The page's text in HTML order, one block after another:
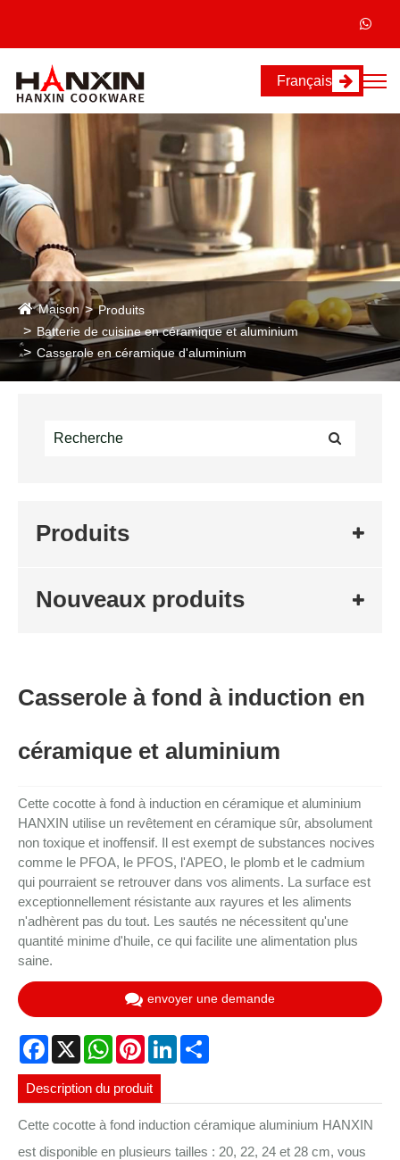
Français
Maison
Produits
Batterie de cuisine en céramique et aluminium
Casserole en céramique d'aluminium
Produits
Nouveaux produits
Casserole à fond à induction en
céramique et aluminium
Cette cocotte à fond à induction en céramique et aluminium
HANXIN utilise un revêtement en céramique sûr, absolument
non toxique et inoffensif. Il est exempt de substances nocives
comme le PFOA, le PFOS, l'APEO, le plomb et le cadmium
qui pourraient se retrouver dans vos aliments. La surface est
exceptionnellement résistante aux rayures et les aliments
n'adhèrent pas du tout. Les sautés ne nécessitent qu'une
quantité minime d'huile, ce qui facilite une alimentation plus
saine.
envoyer une demande
Facebook
X WhatsAppPinterestLinkedIn
Description du produit
Cette cocotte à fond induction céramique aluminium HANXIN
est disponible en plusieurs tailles : 20, 22, 24 et 28 cm, vous